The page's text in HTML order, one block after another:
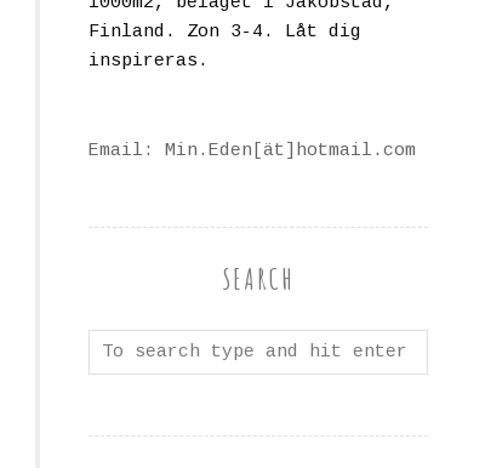
Finland. Zon 3-4. Låt dig
inspireras.
Email: Min.Eden[ät]hotmail.com
SEARCH